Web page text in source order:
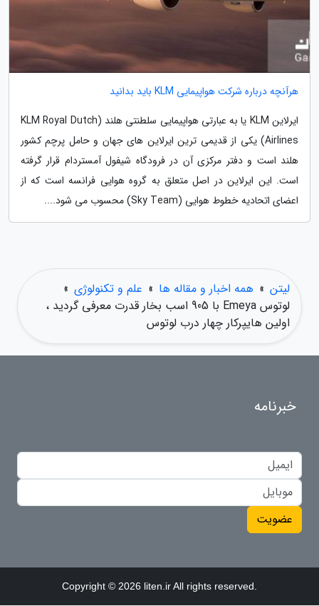
هرآنچه درباره شرکت هواپیمایی KLM باید بدانید
ایرلاین KLM یا به عبارتی هواپیمایی سلطنتی هلند (KLM Royal Dutch
Airlines) یکی از قدیمی ترین ایرلاین های جهان و حامل پرچم کشور
هلند است و دفتر مرکزی آن در فرودگاه شیفول آمستردام قرار گرفته
است. این ایرلاین در اصل متعلق به گروه هوایی فرانسه است که از
اعضای اتحادیه خطوط هوایی (Sky Team) محسوب می شود....
لیتن » همه اخبار و مقاله ها » علم و تکنولوژی »
لوتوس Emeya با 905 اسب بخار قدرت معرفی گردید ،
اولین هایپرکار چهار درب لوتوس
خبرنامه
عضویت
Copyright © 2026 liten.ir All rights reserved.